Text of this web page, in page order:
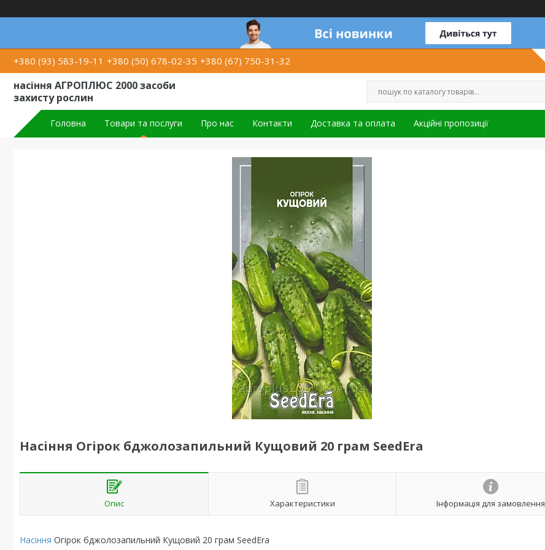
+380 (93) 583-19-11 +380 (50) 678-02-35 +380 (67) 750-31-32
насіння АГРОПЛЮС 2000 засоби
захисту рослин
Головна Товари та послуги Про нас Контакти Доставка та оплата Акційні пропозиції
Насіння Огірок бджолозапильний Кущовий 20 грам SeedEra
Опис Характеристики Інформація для замовлення
Насіння Огірок бджолозапильний Кущовий 20 грам SeedEra